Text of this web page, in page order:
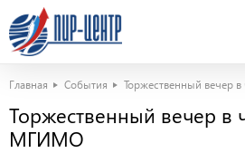
Главная События Торжественный вечер
Торжественный вечер в
МГИМО